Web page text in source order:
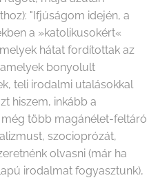
"Ifjúságom idején, a
a »katolikusokért«
hátat fordítottak az
bonyolult
teli irodalmi utalásokkal
hiszem, inkább a
több magánélet-feltáró
szocioprózát,
olvasni (már ha
irodalmat fogyasztunk),